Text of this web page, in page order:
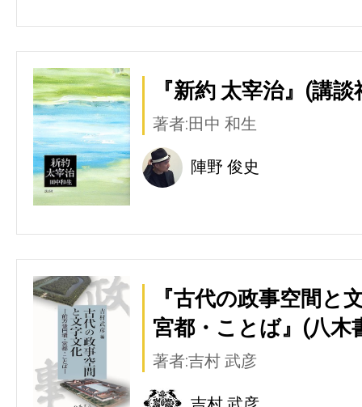
『新約 太宰治』(講談
著者:田中 和生
陣野 俊史
『古代の政事空間と
宮都・ことば』(八木
著者:吉村 武彦